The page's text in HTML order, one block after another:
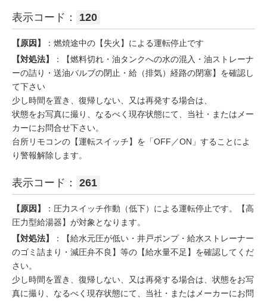
表示コード： 120
【原因】
：燃焼途中の【失火】による運転停止です
【対処法】
：【燃料切れ・油タンクへの水の混入・油ストレーナ
ーの詰り・送油バルブの閉止・給（排気）経路の閉塞】を確認し
て下さい
少し時間を置き、復帰しない、又は再発する場合は、
状態をお写真に撮り、なるべく現存状態にて、当社・またはメー
カーにお問合せ下さい。
台所リモコンの【運転スイッチ】を「OFF／ON」することによ
り警報解除します。
表示コード： 261
【原因】
：圧力スイッチ作動（低下）による運転停止です。【高
圧力型給湯器】が対象となります。
【対処法】
：【給水元圧が低い・井戸ポンプ・給水ストレーナー
のゴミ詰まり・減圧弁不良】等の【給水量不足】を確認してくだ
さい。
少し時間を置き、復帰しない、又は再発する場合は、状態をお写
真に撮り、なるべく現存状態にて、当社・またはメーカーにお問